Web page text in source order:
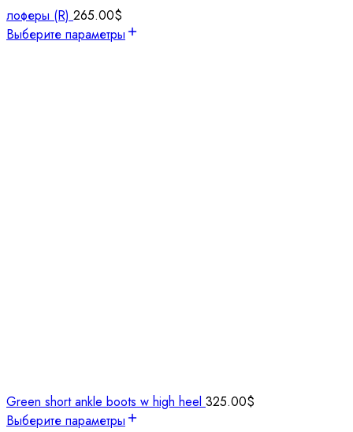
лоферы (R) 265.00$
Выберите параметры
Green short ankle boots w high heel 325.00$
Выберите параметры